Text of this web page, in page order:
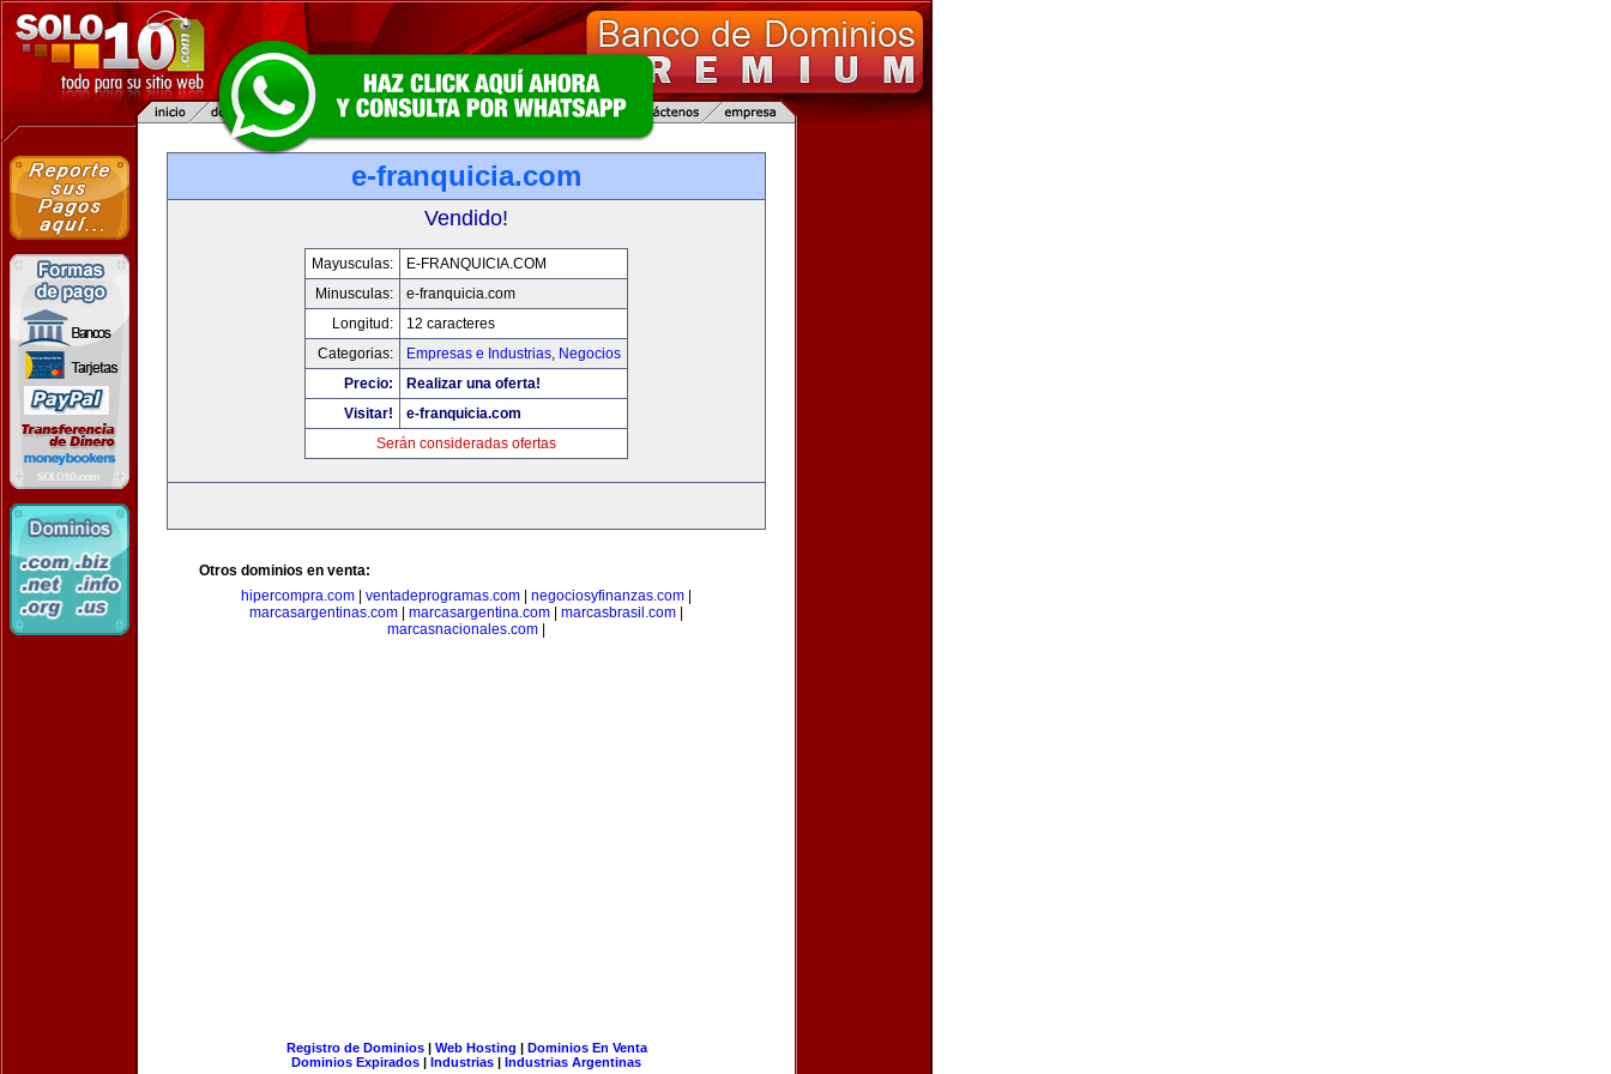
e-franquicia.com
Vendido!
Mayusculas:
E-FRANQUICIA.COM
Minusculas:
e-franquicia.com
Longitud:
12 caracteres
Categorias:
Empresas e Industrias, Negocios
Precio:
Realizar una oferta!
Visitar!
e-franquicia.com
Serán consideradas ofertas
Otros dominios en venta:
hipercompra.com
ventadeprogramas.com negociosyfinanzas.com
marcasargentinas.com
marcasargentina.com marcasbrasil.com
marcasnacionales.com
Registro de Dominios| Web Hosting | Dominios En Venta
Dominios Expirados | Industrias | Industrias Argentinas